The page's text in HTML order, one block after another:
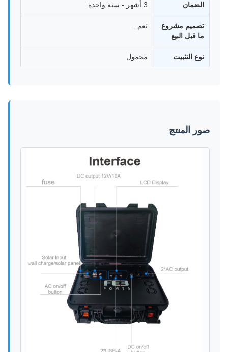
الضمان 3 أشهر - سنة واحدة
تصميم مشروع
ما قبل البيع
نعم..
نوع التثبيت محمول
صور المنتج